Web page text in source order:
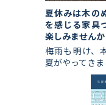
夏休みは木の
を感じる家具
楽しみませんか
梅雨も明け、
夏がやってきま